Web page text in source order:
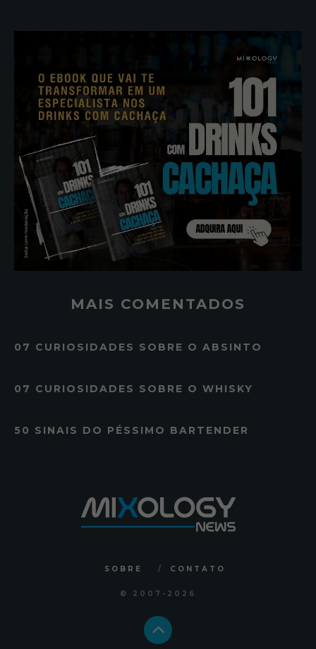
MAIS COMENTADOS
07 CURIOSIDADES SOBRE O ABSINTO
07 CURIOSIDADES SOBRE O WHISKY
50 SINAIS DO PÉSSIMO BARTENDER
SOBRE CONTATO
© 2007 -2026